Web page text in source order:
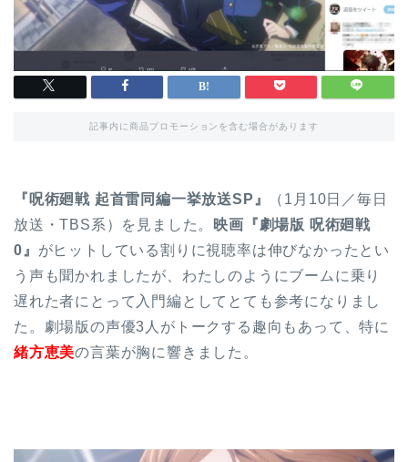
記事内に商品プロモーションを含む場合があります
『呪術廻戦 起首雷同編一挙放送SP』
（1月10日／毎日
放送・TBS系）を見ました。
映画『劇場版 呪術廻戦
0』 がヒットしている割りに視聴率は伸びなかったとい
う声も聞かれましたが、わたしのようにブームに乗り
遅れた者にとって入門編としてとても参考になりまし
た。劇場版の声優3人がトークする趣向もあって、特に
緒方恵美の言葉が胸に響きました。